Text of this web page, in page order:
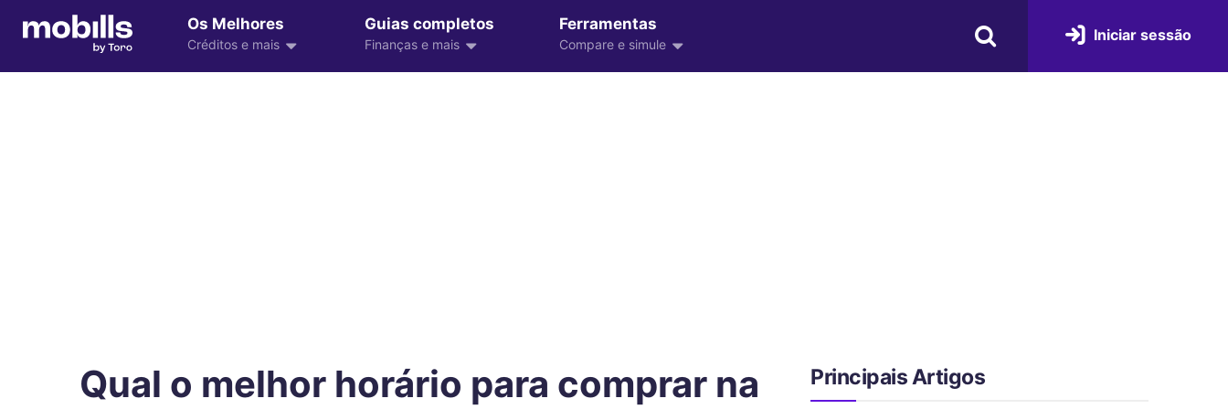
Os Melhores
Créditos e mais
Guias completos
Finanças e mais
Ferramentas
Compare e simule
Iniciar sessão
Qual o melhor horário para comprar na
Principais Artigos